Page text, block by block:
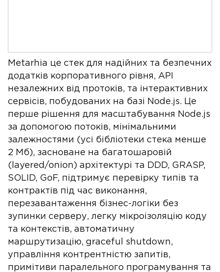
Metarhia це стек для надійних та безпечних
додатків корпоративного рівня, API
незалежних від протоків, та інтерактивних
сервісів, побудованих на базі Node.js. Це
перше рішення для масштабування Node.js
за допомогою потоків, мінімальними
залежностями (усі бібліотеки стека менше
2 Мб), засноване на багатошаровій
(layered/onion) архітектурі та DDD, GRASP,
SOLID, GoF, підтримує перевірку типів та
контрактів під час виконання,
перезавантаження бізнес-логіки без
зупинки серверу, легку мікроізоляцію коду
та контекстів, автоматичну
маршрутизацію, graceful shutdown,
управління контрентністю запитів,
примітиви паралельного програмування та